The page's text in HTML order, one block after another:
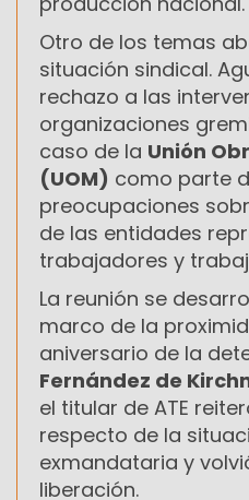
Otro de los temas
situación sindical.
rechazo a las
organizaciones
caso de la Unión
(UOM) como parte
preocupaciones
de las entidades
trabajadores y
La reunión se
marco de la
aniversario de la
Fernández de
el titular de ATE
respecto de la
exmandataria y
liberación.